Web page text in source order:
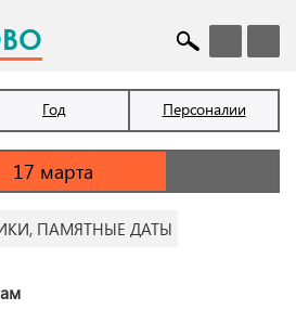
Год Персоналии
ПАМЯТНЫЕ ДАТЫ